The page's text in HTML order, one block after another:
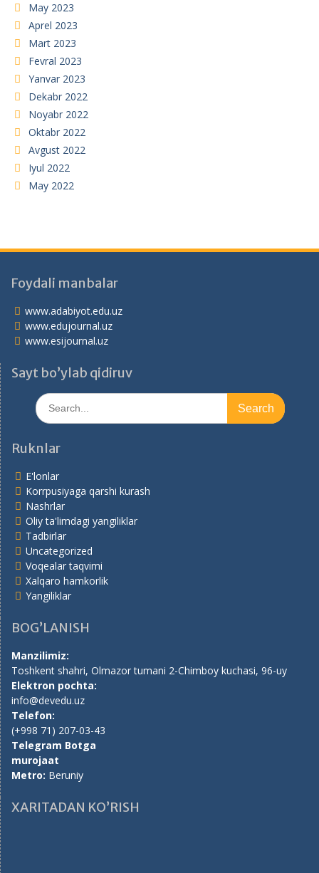
May 2023
Aprel 2023
Mart 2023
Fevral 2023
Yanvar 2023
Dekabr 2022
Noyabr 2022
Oktabr 2022
Avgust 2022
Iyul 2022
May 2022
Foydali manbalar
www.adabiyot.edu.uz
www.edujournal.uz
www.esijournal.uz
Sayt bo’ylab qidiruv
Search
for:
Ruknlar
E'lonlar
Korrpusiyaga qarshi kurash
Nashrlar
Oliy ta'limdagi yangiliklar
Tadbirlar
Uncategorized
Voqealar taqvimi
Xalqaro hamkorlik
Yangiliklar
BOG’LANISH
Manzilimiz:
Toshkent shahri, Olmazor tumani 2-Chimboy kuchasi, 96-uy
Elektron pochta:
info@devedu.uz
Telefon:
(+998 71) 207-03-43
Telegram Botga
murojaat
Metro: Beruniy
XARITADAN KO’RISH